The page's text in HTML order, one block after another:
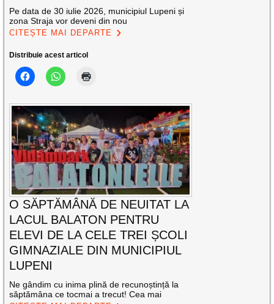
Pe data de 30 iulie 2026, municipiul Lupeni și
zona Straja vor deveni din nou
CITEȘTE MAI DEPARTE
Distribuie acest articol
O SĂPTĂMÂNĂ DE NEUITAT LA
LACUL BALATON PENTRU
ELEVI DE LA CELE TREI ȘCOLI
GIMNAZIALE DIN MUNICIPIUL
LUPENI
Ne gândim cu inima plină de recunoștință la
săptămâna ce tocmai a trecut! Cea mai